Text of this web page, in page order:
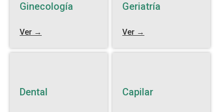
Ginecología
Ver →
Geriatría
Ver →
Dental Capilar